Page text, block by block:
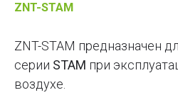
ZNT-STAM
ZNT-STAM предназначен
серии STAM при
воздухе.